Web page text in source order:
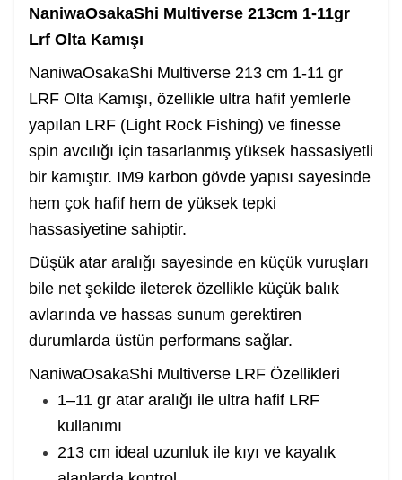
NaniwaOsakaShi Multiverse 213cm 1-11gr
Lrf Olta Kamışı
NaniwaOsakaShi Multiverse 213 cm 1-11 gr
LRF Olta Kamışı, özellikle ultra hafif yemlerle
yapılan LRF (Light Rock Fishing) ve finesse
spin avcılığı için tasarlanmış yüksek hassasiyetli
bir kamıştır. IM9 karbon gövde yapısı sayesinde
hem çok hafif hem de yüksek tepki
hassasiyetine sahiptir.
Düşük atar aralığı sayesinde en küçük vuruşları
bile net şekilde ileterek özellikle küçük balık
avlarında ve hassas sunum gerektiren
durumlarda üstün performans sağlar.
NaniwaOsakaShi Multiverse LRF Özellikleri
1–11 gr atar aralığı ile ultra hafif LRF
kullanımı
213 cm ideal uzunluk ile kıyı ve kayalık